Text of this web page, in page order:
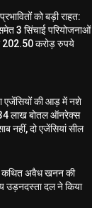
को बड़ी राहत:
3 सिंचाई परियोजनाओं
202.50 करोड़ रुपये
एजेंसियों की आड़ में नशे
लाख बोतल ऑनरेक्स
नहीं, दो एजेंसियां सील
कथित अवैध खनन की
उड़नदस्ता दल ने किया